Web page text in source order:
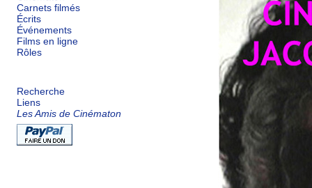
Carnets filmés
Écrits
Événements
Films en ligne
Rôles
Recherche
Liens
Les Amis de Cinématon